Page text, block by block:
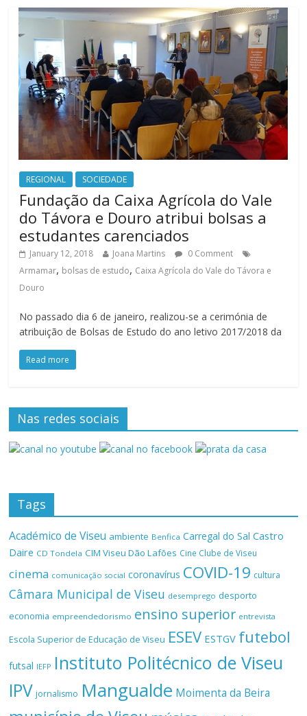
REGIONAL SOCIEDADE
Fundação da Caixa Agrícola do Vale
do Távora e Douro atribui bolsas a
estudantes carenciados
January 12, 2018 Joana Martins
0 Comment
Armamar, bolsas de estudo, Caixa Agrícola do Vale do Távora e
Douro
No passado dia 6 de janeiro, realizou-se a cerimónia de
atribuição de Bolsas de Estudo do ano letivo 2017/2018 da
Read more
Nas redes sociais
Tags
Académico de Viseu ambiente Benfica Carregal do Sal Castro
Daire CD Tondela CIM Viseu Dão Lafões Cine Clube de Viseu
cinema comunicação social coronavírus COVID-19 cultura
Câmara Municipal de Viseu desemprego desporto
economia empreendedorismo ensino superior entrevista
Escola Superior de Educação de Viseu ESEV ESTGV futebol
futsal IEFP Instituto Politécnico de Viseu
IPV jornalismo Mangualde Moimenta da Beira